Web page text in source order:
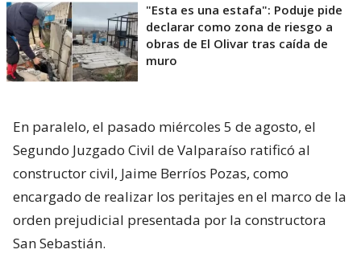
"Esta es una estafa": Poduje pide
declarar como zona de riesgo a
obras de El Olivar tras caída de
muro
En paralelo, el pasado miércoles 5 de agosto, el
Segundo Juzgado Civil de Valparaíso ratificó al
constructor civil, Jaime Berríos Pozas, como
encargado de realizar los peritajes en el marco de la
orden prejudicial presentada por la constructora
San Sebastián.